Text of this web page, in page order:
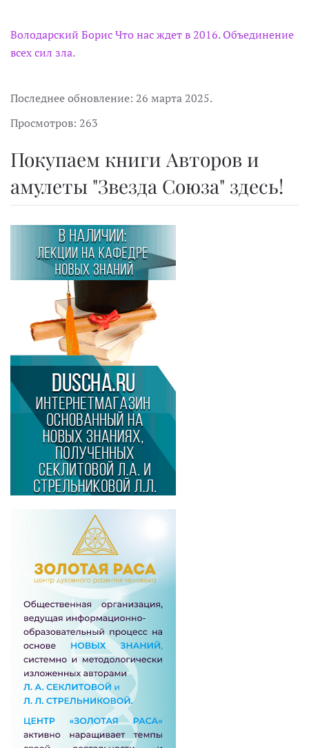
Володарский Борис Что нас ждет в 2016. Объединение
всех сил зла.
Последнее обновление: 26 марта 2025.
Просмотров: 263
Покупаем книги Авторов и
амулеты "Звезда Союза" здесь!